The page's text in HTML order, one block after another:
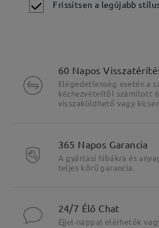
Frissítsen a legújabb
60 Napos
Elégedetlenség esetén a
kézhezvételtől számított
visszaküldhető vagy
365 Napos Garancia
A gyártási hibákra és
teljes körű garancia.
24/7 Élő Chat
Éjjel-nappal elérhetők